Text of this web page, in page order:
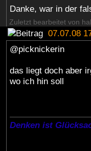
Danke, war in der
Zuletzt bearbeitet von
07.07.08
@picknickerin
das liegt doch aber
wo ich hin soll
Denken ist